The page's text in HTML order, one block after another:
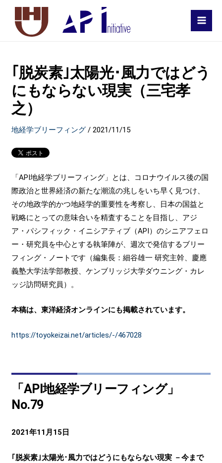
｢脱炭素｣太陽光･風力ではどう
にもならない現実（三宅孝
之）
地経学ブリーフィング /2021/11/15
「API地経学ブリーフィング」とは、コロナウイルス後の国
際政治と世界経済の新たな潮流の兆しをいち早く見つけ、
その地政学的かつ地経学的重要性を考察し、日本の国益と
戦略にとっての意味合いを精査することを目指し、アジ
ア・パシフィック・イニシアティブ（API）のシニアフェロ
ー・研究員を中心とする執筆陣が、週次で発信するブリー
フィング・ノートです（編集長：細谷雄一 研究主幹、慶應
義塾大学法学部教授、ケンブリッジ大学ダウニング・カレ
ッジ訪問研究員）。
本稿は、東洋経済オンラインにも掲載されています。
https://toyokeizai.net/articles/-/467028
「API地経学ブリーフィング」
No.79
2021年11月15日
｢脱炭素｣太陽光･風力ではどうにもならない現実 －今まで